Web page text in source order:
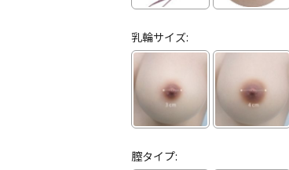
乳輪サイズ:
膣タイプ: